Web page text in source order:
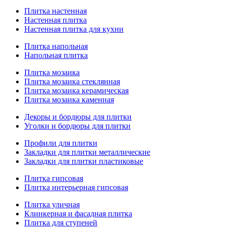
Плитка настенная
Настенная плитка
Настенная плитка для кухни
Плитка напольная
Напольная плитка
Плитка мозаика
Плитка мозаика стеклянная
Плитка мозаика керамическая
Плитка мозаика каменная
Декоры и бордюры для плитки
Уголки и бордюры для плитки
Профили для плитки
Закладки для плитки металлические
Закладки для плитки пластиковые
Плитка гипсовая
Плитка интерьерная гипсовая
Плитка уличная
Клинкерная и фасадная плитка
Плитка для ступеней